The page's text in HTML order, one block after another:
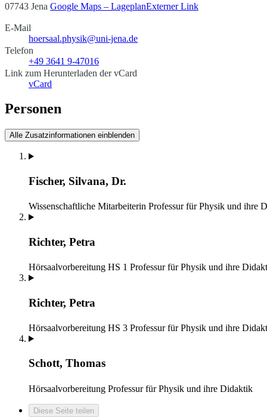
07743 Jena Google Maps – LageplanExterner Link
E-Mail
hoersaal.physik@uni-jena.de
Telefon
+49 3641 9-47016
Link zum Herunterladen der vCard
vCard
Personen
Alle Zusatzinformationen einblenden
Fischer, Silvana, Dr.
Wissenschaftliche Mitarbeiterin Professur für Physik und ihre
Richter, Petra
Hörsaalvorbereitung HS 1 Professur für Physik und ihre
Richter, Petra
Hörsaalvorbereitung HS 3 Professur für Physik und ihre
Schott, Thomas
Hörsaalvorbereitung Professur für Physik und ihre Didaktik
Diese Seite teilen